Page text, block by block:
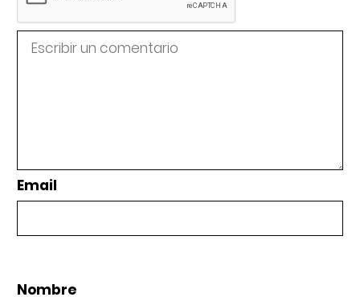
Email
Nombre